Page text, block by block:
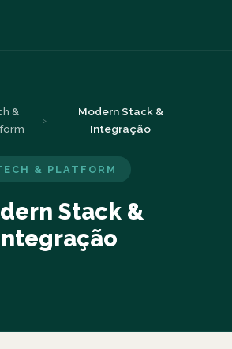
&
›
Modern Stack &
Integração
& PLATFORM
Stack &